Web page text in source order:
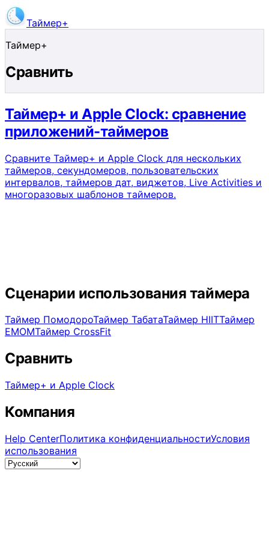
Таймер+
Таймер+
Сравнить
Таймер+ и Apple Clock: сравнение
приложений-таймеров
Сравните Таймер+ и Apple Clock для нескольких
таймеров, секундомеров, пользовательских
интервалов, таймеров дат, виджетов, Live Activities и
многоразовых шаблонов таймеров.
Сценарии использования таймера
Таймер ПомодороТаймер ТабатаТаймер HIITТаймер
EMOMТаймер CrossFit
Сравнить
Таймер+ и Apple Clock
Компания
Help CenterПолитика конфиденциальностиУсловия
использования